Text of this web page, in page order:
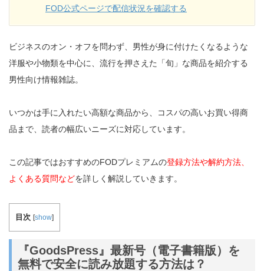
FOD公式ページで配信状況を確認する
ビジネスのオン・オフを問わず、男性が身に付けたくなるような
洋服や小物類を中心に、流行を押さえた「旬」な商品を紹介する
男性向け情報雑誌。
いつかは手に入れたい高額な商品から、コスパの高いお買い得商
品まで、読者の幅広いニーズに対応しています。
この記事ではおすすめのFODプレミアムの登録方法や解約方法、
よくある質問などを詳しく解説していきます。
目次 [show]
『GoodsPress』最新号（電子書籍版）を
無料で安全に読み放題する方法は？